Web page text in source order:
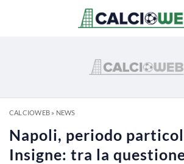
CALCIOWEB» NEWS
Napoli, periodo
Insigne: tra la